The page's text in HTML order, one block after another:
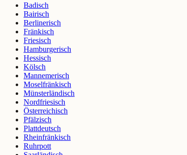
Badisch
Bairisch
Berlinerisch
Fränkisch
Friesisch
Hamburgerisch
Hessisch
Kölsch
Mannemerisch
Moselfränkisch
Münsterländisch
Nordfriesisch
Österreichisch
Pfälzisch
Plattdeutsch
Rheinfränkisch
Ruhrpott